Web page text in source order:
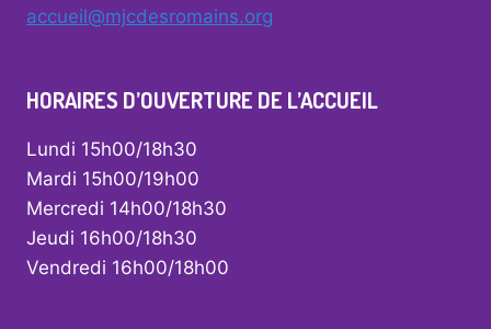
accueil@mjcdesromains.org
HORAIRES D’OUVERTURE DE L’ACCUEIL
Lundi 15h00/18h30
Mardi 15h00/19h00
Mercredi 14h00/18h30
Jeudi 16h00/18h30
Vendredi 16h00/18h00